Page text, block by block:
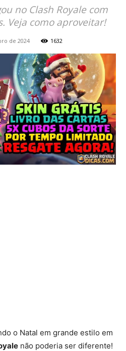
no Clash Royale com
Veja como aproveitar!
de 2024 1632
o Natal em grande estilo em
não poderia ser diferente!